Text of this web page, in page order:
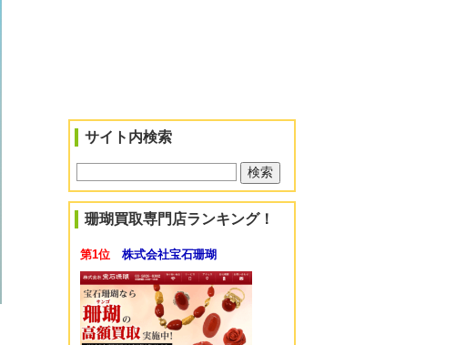
サイト内検索
珊瑚買取専門店ランキング！
第1位 株式会社宝石珊瑚